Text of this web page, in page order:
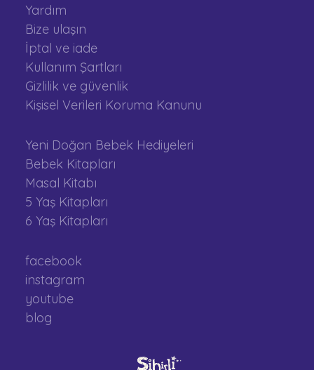
Yardım
Bize ulaşın
İptal ve iade
Kullanım Şartları
Gizlilik ve güvenlik
Kişisel Verileri Koruma Kanunu
Yeni Doğan Bebek Hediyeleri
Bebek Kitapları
Masal Kitabı
5 Yaş Kitapları
6 Yaş Kitapları
facebook
instagram
youtube
blog